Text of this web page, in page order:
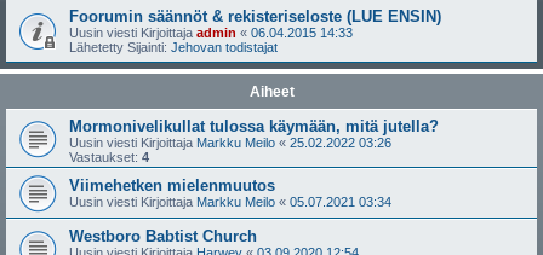
Foorumin säännöt & rekisteriseloste (LUE ENSIN)
Uusin viesti Kirjoittaja admin « 06.04.2015 14:33
Lähetetty Sijainti: Jehovan todistajat
Aiheet
Mormonivelikullat tulossa käymään, mitä jutella?
Uusin viesti Kirjoittaja Markku Meilo « 25.02.2022 03:26
Vastaukset: 4
Viimehetken mielenmuutos
Uusin viesti Kirjoittaja Markku Meilo « 05.07.2021 03:34
Westboro Babtist Church
Uusin viesti Kirjoittaja Harwey « 03.09.2020 12:54